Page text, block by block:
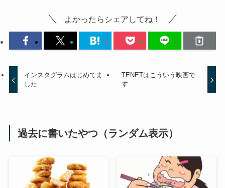
よかったらシェアしてね！
インスタグラムはじめてま
した
TENETはこういう映画で
す
過去に書いたやつ（ランダム表示）